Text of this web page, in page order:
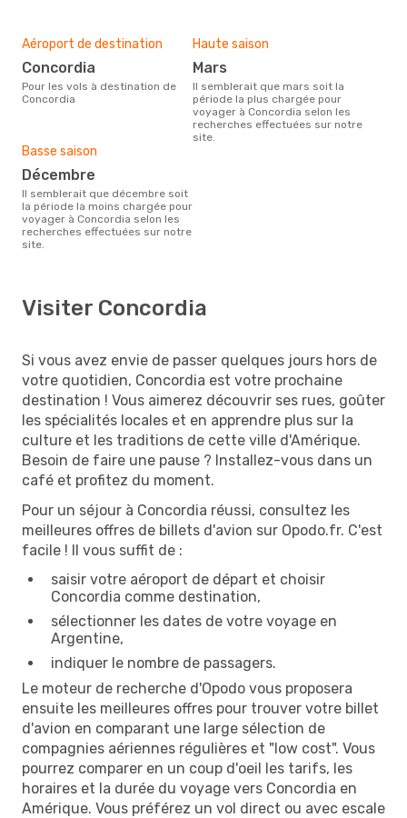
Aéroport de destination
Concordia
Pour les vols à destination de
Concordia
Haute saison
mars
Il semblerait que mars soit la
période la plus chargée pour
voyager à Concordia selon les
recherches effectuées sur notre
site.
Basse saison
décembre
Il semblerait que décembre soit
la période la moins chargée pour
voyager à Concordia selon les
recherches effectuées sur notre
site.
Visiter Concordia
Si vous avez envie de passer quelques jours hors de
votre quotidien, Concordia est votre prochaine
destination ! Vous aimerez découvrir ses rues, goûter
les spécialités locales et en apprendre plus sur la
culture et les traditions de cette ville d'Amérique.
Besoin de faire une pause ? Installez-vous dans un
café et profitez du moment.
Pour un séjour à Concordia réussi, consultez les
meilleures offres de billets d'avion sur Opodo.fr. C'est
facile ! Il vous suffit de :
saisir votre aéroport de départ et choisir
Concordia comme destination,
sélectionner les dates de votre voyage en
Argentine,
indiquer le nombre de passagers.
Le moteur de recherche d'Opodo vous proposera
ensuite les meilleures offres pour trouver votre billet
d'avion en comparant une large sélection de
compagnies aériennes régulières et "low cost". Vous
pourrez comparer en un coup d'oeil les tarifs, les
horaires et la durée du voyage vers Concordia en
Amérique. Vous préférez un vol direct ou avec escale